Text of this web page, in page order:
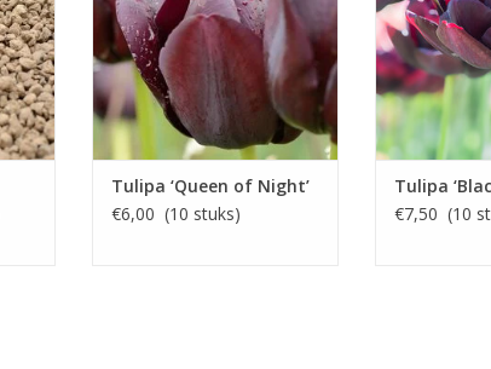
INFO EN KOPEN
Tulipa ‘Queen of Night’
€6,00 (10 stuks)
INFO
Tulipa
€7,50 (10